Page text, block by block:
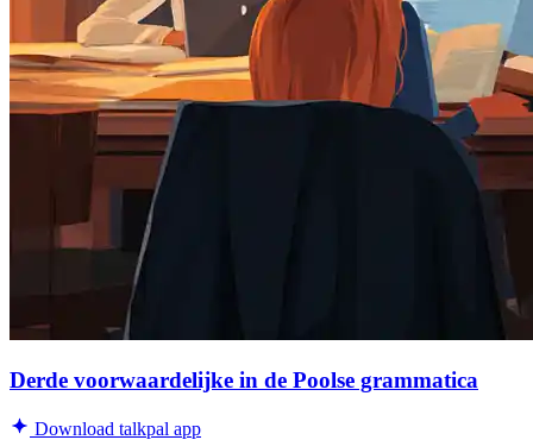
Derde voorwaardelijke in de Poolse grammatica
Download talkpal app